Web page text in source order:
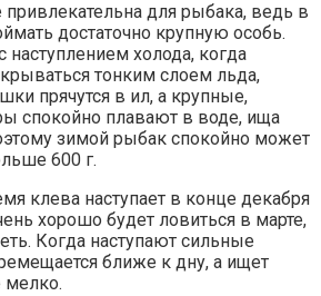
для рыбака, ведь в
достаточно крупную особь.
наступлением холода, когда
тонким слоем льда,
прячутся в ил, а крупные,
спокойно плавают в воде, ища
зимой рыбак спокойно может
600 г.
клева наступает в конце декабря
хорошо будет ловиться в марте,
Когда наступают сильные
ближе к дну, а ищет
мелко.